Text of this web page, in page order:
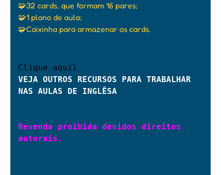
🧩32 cards, que formam 16 pares;
🧩1 plano de aula;
🧩Caixinha para armazenar os cards.
VEJA OUTROS RECURSOS PARA TRABALHAR
NAS AULAS DE INGLÊSA
Revenda proibida devidos direitos
autorais.